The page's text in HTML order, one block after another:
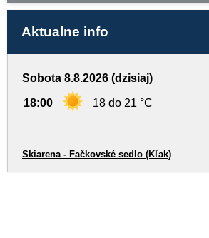
Aktualne info
Sobota 8.8.2026 (dzisiaj)
18:00 18 do 21 °C
Skiarena - Fačkovské sedlo (Kľak)